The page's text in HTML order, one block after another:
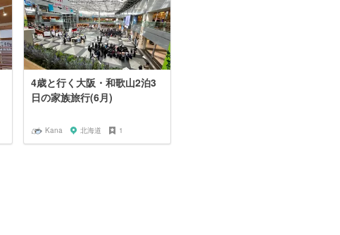
4歳と行く大阪・和歌山2泊3
日の家族旅行(6月)
Kana 北海道 1